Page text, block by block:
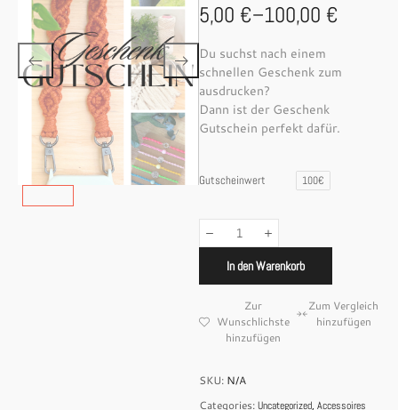
5,00 €–100,00 €
Du suchst nach einem
schnellen Geschenk zum
ausdrucken?
Dann ist der Geschenk
Gutschein perfekt dafür.
Gutscheinwert 100€
In den Warenkorb
Zur
Wunschlichste
hinzufügen
Zum Vergleich
hinzufügen
SKU: N/A
Categories:Uncategorized, Accessoires